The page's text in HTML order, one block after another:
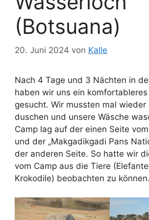
(Botsuana)
20. Juni 2024 von Kalle
Nach 4 Tage und 3 Nächten in
haben wir uns ein komfortableres
gesucht. Wir mussten mal wieder
duschen und unsere Wäsche
Camp lag auf der einen Seite
und der „Makgadikgadi Pans
der anderen Seite. So hatte wir
vom Camp aus die Tiere
Krokodile) beobachten zu können.